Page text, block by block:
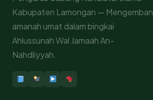
Kabupaten Lamongan — Mengemban
amanah umat dalam bingkai
Ahlussunah Wal Jamaah An-
Nahdliyyah.